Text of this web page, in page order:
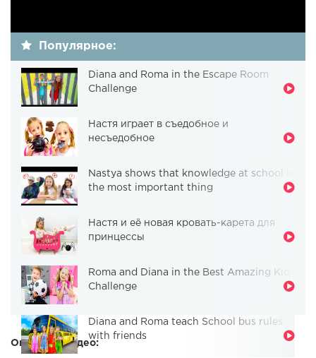
Популярное:
Diana and Roma in the Escape Room
Challenge
Настя играет в съедобное и
несъедобное
Nastya shows that knowledge at school is
the most important thing
Настя и её новая кровать-карета для
принцессы
Roma and Diana in the Best Amazing Kids
Challenge
Diana and Roma teach School bus rules
with friends
Описание видео: